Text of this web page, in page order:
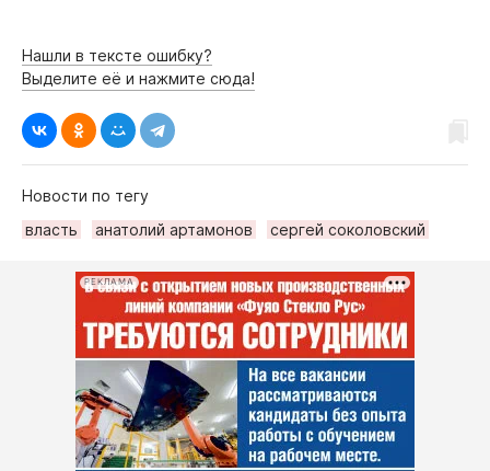
Нашли в тексте ошибку?
Выделите её и нажмите сюда!
Новости по тегу
власть
анатолий артамонов сергей соколовский
РЕКЛАМА